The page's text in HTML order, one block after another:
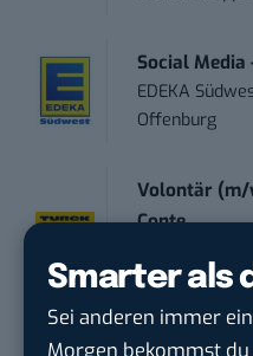
Smarter als
Sei anderen immer
Morgen bekommst
Social Media
EDEKA
Offenburg
Volontär (m/
Conte...
Digital
ZEISSin